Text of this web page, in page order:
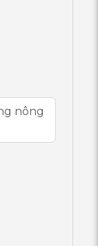
nông